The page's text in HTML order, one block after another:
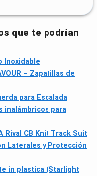
que te podrían
Inoxidable
– Zapatillas de
para Escalada
inalámbricos para
Rival CB Knit Track Suit
Laterales y Protección
in plastica (Starlight